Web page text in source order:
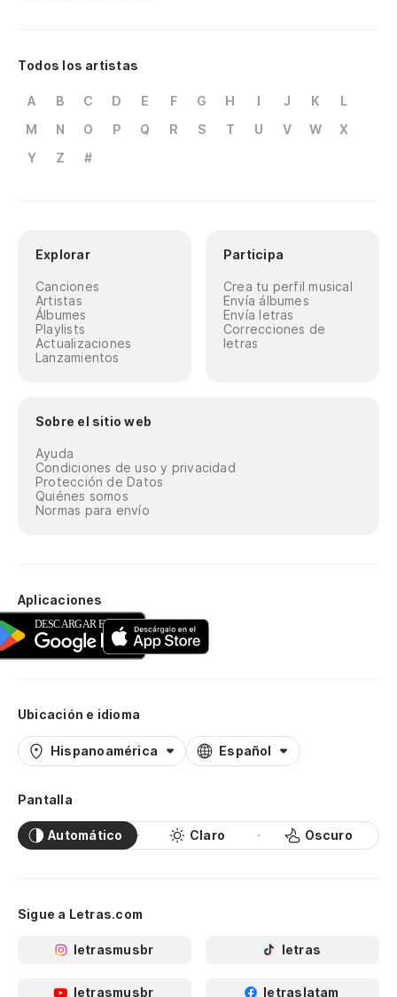
Todos los artistas
A B C D E F G H I J K
L
M
N O P Q R S T U V W
X
Y
Z #
Explorar
Canciones
Artistas
Álbumes
Playlists
Actualizaciones
Lanzamientos
Participa
Crea tu perfil musical
Envía álbumes
Envía letras
Correcciones de
letras
Sobre el sitio web
Ayuda
Condiciones de uso y privacidad
Protección de Datos
Quiénes somos
Normas para envío
Aplicaciones
Ubicación e idioma
Hispanoamérica Español
Pantalla
Automático Claro Oscuro
Sigue a Letras.com
letrasmusbr letras
letrasmusbr letraslatam